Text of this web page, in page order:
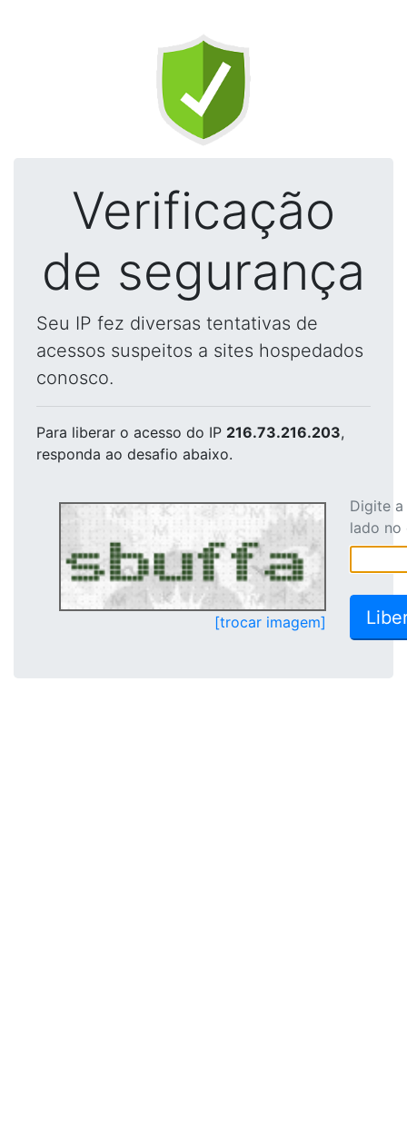
Verificação
de segurança
Seu IP fez diversas tentativas de
acessos suspeitos a sites hospedados
conosco.
Para liberar o acesso do IP 216.73.216.203,
responda ao desafio abaixo.
[trocar imagem]
Digite
lado no